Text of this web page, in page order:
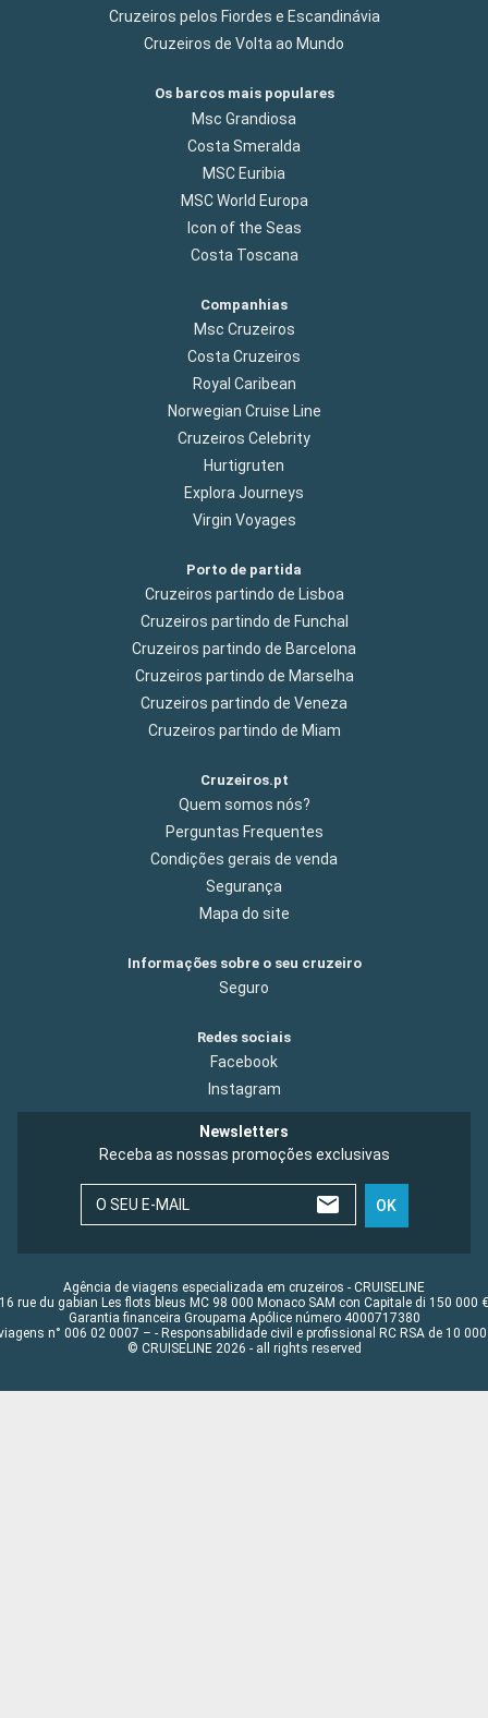
Cruzeiros pelos Fiordes e Escandinávia
Cruzeiros de Volta ao Mundo
Os barcos mais populares
Msc Grandiosa
Costa Smeralda
MSC Euribia
MSC World Europa
Icon of the Seas
Costa Toscana
Companhias
Msc Cruzeiros
Costa Cruzeiros
Royal Caribean
Norwegian Cruise Line
Cruzeiros Celebrity
Hurtigruten
Explora Journeys
Virgin Voyages
Porto de partida
Cruzeiros partindo de Lisboa
Cruzeiros partindo de Funchal
Cruzeiros partindo de Barcelona
Cruzeiros partindo de Marselha
Cruzeiros partindo de Veneza
Cruzeiros partindo de Miam
Cruzeiros.pt
Quem somos nós?
Perguntas Frequentes
Condições gerais de venda
Segurança
Mapa do site
Informações sobre o seu cruzeiro
Seguro
Redes sociais
Facebook
Instagram
Newsletters
Receba as nossas promoções exclusivas
O SEU E-MAIL OK
Agência de viagens especializada em cruzeiros - CRUISELINE
16 rue du gabian Les flots bleus MC 98 000 Monaco SAM con Capitale di 150 000 €
Garantia financeira Groupama Apólice número 4000717380
n° 006 02 0007 – - Responsabilidade civil e profissional RC RSA de 10 000
© CRUISELINE 2026 - all rights reserved